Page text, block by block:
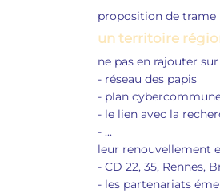
proposition de trame
un territoire
ne pas en rajouter
- réseau des papis
- plan
- le lien avec la
- ...
leur renouvellement
- CD 22, 35, Rennes,
- les partenariats